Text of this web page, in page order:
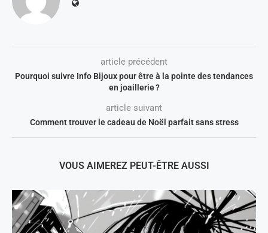
article précédent
Pourquoi suivre Info Bijoux pour être à la pointe des tendances
en joaillerie ?
article suivant
Comment trouver le cadeau de Noël parfait sans stress
VOUS AIMEREZ PEUT-ÊTRE AUSSI